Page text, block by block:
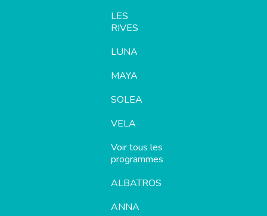
LES
RIVES
LUNA
MAYA
SOLEA
VELA
Voir tous les
programmes
ALBATROS
ANNA